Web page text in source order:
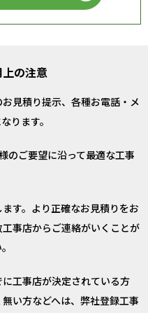
の注意
見積り提示、各種お電話・メ
ります。
のご要望に沿って最適な工事
す。より正確なお見積りをお
事店からご連絡がいくことが
工事店が決定されている方
い方などへは、弊社登録工事